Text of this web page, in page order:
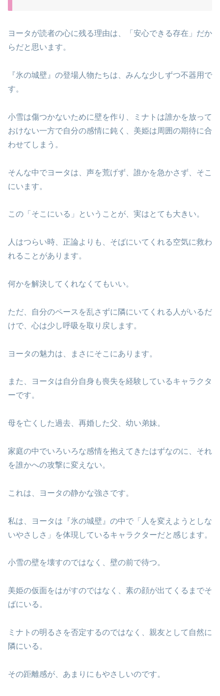
ヨータが読者の心に残る理由は、「安心できる存在」だか
らだと思います。
『氷の城壁』の登場人物たちは、みんな少しずつ不器用で
す。
小雪は傷つかないために壁を作り、ミナトは誰かを放って
おけない一方で自分の感情に鈍く、美姫は周囲の期待に合
わせてしまう。
そんな中でヨータは、声を荒げず、誰かを急かさず、そこ
にいます。
この「そこにいる」ということが、実はとても大きい。
人はつらい時、正論よりも、そばにいてくれる空気に救わ
れることがあります。
何かを解決してくれなくてもいい。
ただ、自分のペースを乱さずに隣にいてくれる人がいるだ
けで、心は少し呼吸を取り戻します。
ヨータの魅力は、まさにそこにあります。
また、ヨータは自分自身も喪失を経験しているキャラクタ
ーです。
母を亡くした過去、再婚した父、幼い弟妹。
家庭の中でいろいろな感情を抱えてきたはずなのに、それ
を誰かへの攻撃に変えない。
これは、ヨータの静かな強さです。
私は、ヨータは『氷の城壁』の中で「人を変えようとしな
いやさしさ」を体現しているキャラクターだと感じます。
小雪の壁を壊すのではなく、壁の前で待つ。
美姫の仮面をはがすのではなく、素の顔が出てくるまでそ
ばにいる。
ミナトの明るさを否定するのではなく、親友として自然に
隣にいる。
その距離感が、あまりにもやさしいのです。